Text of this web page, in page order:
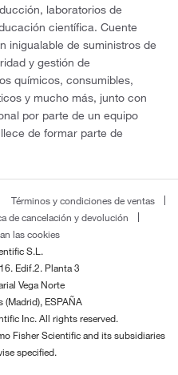
laboratorios de
científica. Cuente
inigualable de suministros de
y gestión de
químicos, consumibles,
y mucho más, junto con
por parte de un equipo
de formar parte de
Términos y condiciones de ventas
de cancelación y devolución
las cookies
S.L.
Edif.2. Planta 3
Vega Norte
ESPAÑA
Inc. All rights reserved.
Fisher Scientific and its subsidiaries
specified.